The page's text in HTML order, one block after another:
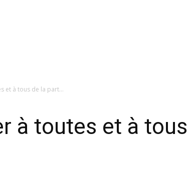
et à tous de la part...
à toutes et à